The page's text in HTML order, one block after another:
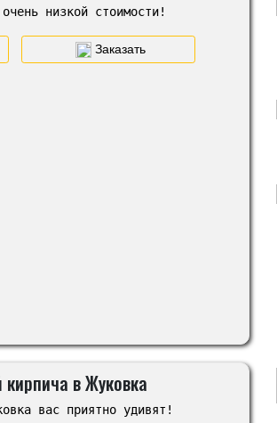
низкой стоимости!
Заказать
в Жуковка
вас приятно удивят!